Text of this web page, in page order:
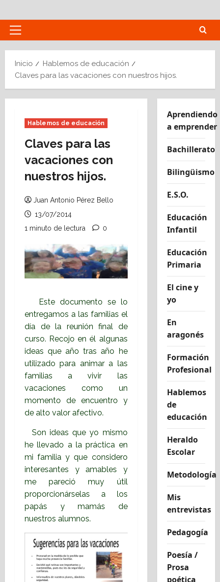
al
contenido
Menú
Inicio
Hablemos de educación
Claves para las vacaciones con nuestros hijos.
Hablemos de educación
Claves para las
vacaciones con
nuestros hijos.
Juan Antonio Pérez Bello
13/07/2014
1 minuto de lectura
0
Este documento se lo
entregamos a las familias el
día de la reunión final de
curso. Recojo en él algunas
ideas que año tras año he
utilizado para animar a las
familias a vivir las
vacaciones como un
momento de encuentro y
de alto valor afectivo.
Son ideas que yo mismo
he llevado a la práctica en
mi familia y que considero
interesantes y amables y
me pareció muy útil
proporcionárselas a los
papás y mamás de
nuestros alumnos.
Aprendiendo
a emprender
Bachillerato
Bilingüismo
E.S.O.
Educación
Infantil
Educación
Primaria
El cine y
yo
En
aragonés
Formación
Profesional
Hablemos
de
educación
Heraldo
Escolar
Metodología
Mis
entrevistas
Pedagogía
Poesía /
Prosa
poética